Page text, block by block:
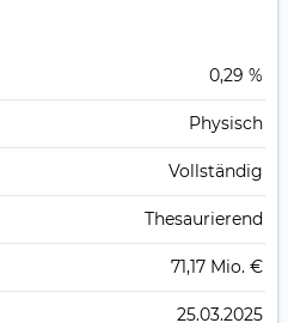
0,29 %
Physisch
Vollständig
Thesaurierend
71,17 Mio. €
25.03.2025